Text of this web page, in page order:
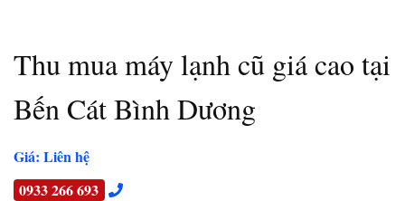
Thu mua máy lạnh cũ giá cao tại
Bến Cát Bình Dương
Giá: Liên hệ
0933 266 693